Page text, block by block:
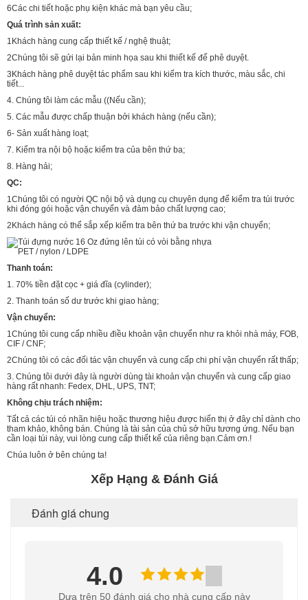
6Các chi tiết hoặc phụ kiện khác mà bạn yêu cầu;
Quá trình sản xuất:
1Khách hàng cung cấp thiết kế / nghệ thuật;
2Chúng tôi sẽ gửi lại bản minh họa sau khi thiết kế để phê duyệt.
3Khách hàng phê duyệt tác phẩm sau khi kiểm tra kích thước, màu sắc, chi
tiết...
4. Chúng tôi làm các mẫu ((Nếu cần);
5. Các mẫu được chấp thuận bởi khách hàng (nếu cần);
6- Sản xuất hàng loạt;
7. Kiểm tra nội bộ hoặc kiểm tra của bên thứ ba;
8. Hàng hải;
QC:
1Chúng tôi có người QC nội bộ và dụng cụ chuyên dụng để kiểm tra túi trước
khi đóng gói hoặc vận chuyển và đảm bảo chất lượng cao;
2Khách hàng có thể sắp xếp kiểm tra bên thứ ba trước khi vận chuyển;
Thanh toán:
1. 70% tiền đặt cọc + giá đĩa (cylinder);
2. Thanh toán số dư trước khi giao hàng;
Vận chuyển:
1Chúng tôi cung cấp nhiều điều khoản vận chuyển như ra khỏi nhà máy, FOB,
CIF / CNF;
2Chúng tôi có các đối tác vận chuyển và cung cấp chi phí vận chuyển rất thấp;
3. Chúng tôi dưới đây là người dùng tài khoản vận chuyển và cung cấp giao
hàng rất nhanh: Fedex, DHL, UPS, TNT;
Không chịu trách nhiệm:
Tất cả các túi có nhãn hiệu hoặc thương hiệu được hiển thị ở đây chỉ dành cho
tham khảo, không bán. Chúng là tài sản của chủ sở hữu tương ứng. Nếu bạn
cần loại túi này, vui lòng cung cấp thiết kế của riêng bạn.Cảm ơn.!
Chúa luôn ở bên chúng ta!
Xếp Hạng & Đánh Giá
Đánh giá chung
4.0
Dựa trên 50 đánh giá cho nhà cung cấp này